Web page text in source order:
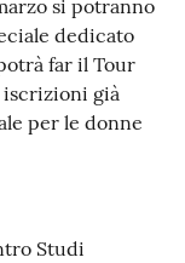
si potranno
dedicato
far il Tour
iscrizioni già
per le donne
Studi